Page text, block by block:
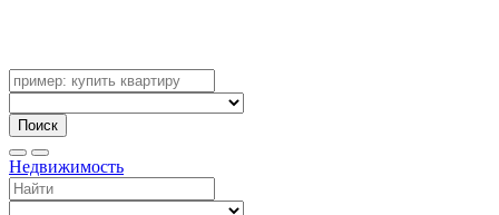
Поиск
Недвижимость